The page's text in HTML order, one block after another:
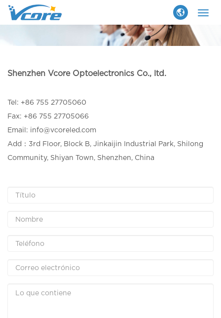
Shenzhen Vcore Optoelectronics Co., ltd.
Tel: +86 755 27705060
Fax: +86 755 27705066
Email: info@vcoreled.com
Add：3rd Floor, Block B, Jinkaijin Industrial Park, Shilong
Community, Shiyan Town, Shenzhen, China